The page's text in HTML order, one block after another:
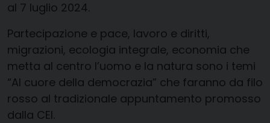
al 7 luglio 2024.
Partecipazione e pace, lavoro e diritti,
migrazioni, ecologia integrale, economia che
metta al centro l’uomo e la natura sono i temi
“Al cuore della democrazia” che faranno da filo
rosso al tradizionale appuntamento promosso
dalla CEI.